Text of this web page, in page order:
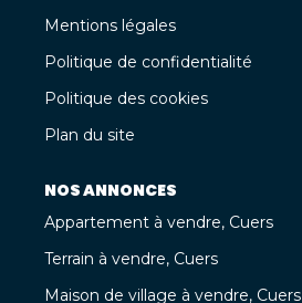
Mentions légales
Politique de confidentialité
Politique des cookies
Plan du site
NOS ANNONCES
Appartement à vendre, Cuers
Terrain à vendre, Cuers
Maison de village à vendre, Cuers